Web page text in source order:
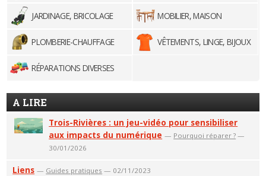
JARDINAGE, BRICOLAGE
MOBILIER, MAISON
PLOMBERIE-CHAUFFAGE VÊTEMENTS, LINGE, BIJOUX
RÉPARATIONS DIVERSES
A LIRE
Trois-Rivières : un jeu-vidéo pour sensibiliser
aux impacts du numérique — Pourquoi réparer ? —
30/01/2026
Liens — Guides pratiques — 02/11/2023